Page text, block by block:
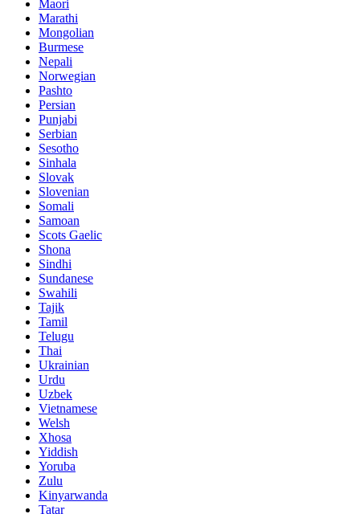
Maori
Marathi
Mongolian
Burmese
Nepali
Norwegian
Pashto
Persian
Punjabi
Serbian
Sesotho
Sinhala
Slovak
Slovenian
Somali
Samoan
Scots Gaelic
Shona
Sindhi
Sundanese
Swahili
Tajik
Tamil
Telugu
Thai
Ukrainian
Urdu
Uzbek
Vietnamese
Welsh
Xhosa
Yiddish
Yoruba
Zulu
Kinyarwanda
Tatar